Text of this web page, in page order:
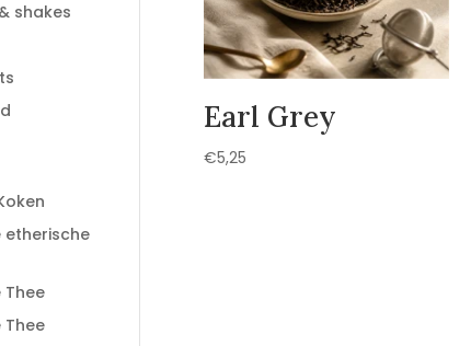
Earl Grey
€5,25
shakes
etherische
Thee
Thee